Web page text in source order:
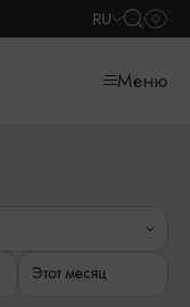
RU
Меню
Этот месяц